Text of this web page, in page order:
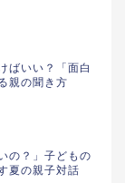
ばいい？「面白
親の聞き方
の？」子どもの
夏の親子対話